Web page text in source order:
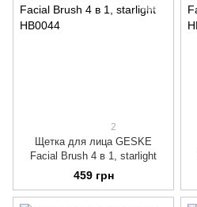
2
Щетка для лица GESKE
Facial Brush 4 в 1, starlight
459 грн